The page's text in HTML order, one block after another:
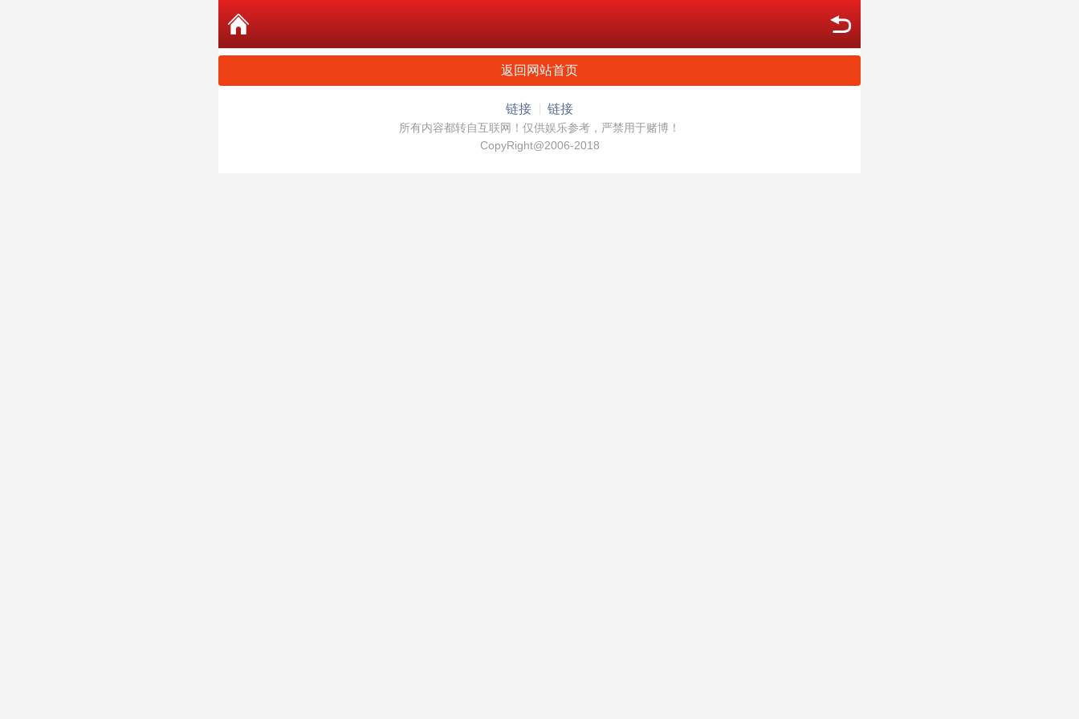
返回网站首页
链接 链接
所有内容都转自互联网！仅供娱乐参考，严禁用于赌博！
CopyRight@2006-2018